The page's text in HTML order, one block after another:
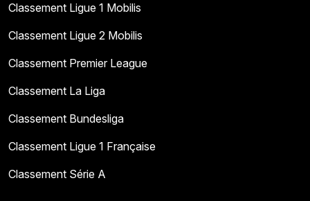
Classement Ligue 1 Mobilis
Classement Ligue 2 Mobilis
Classement Premier League
Classement La Liga
Classement Bundesliga
Classement Ligue 1 Française
Classement Série A